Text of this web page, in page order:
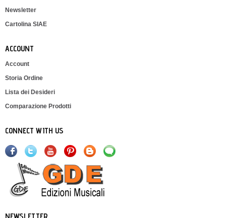
Newsletter
Cartolina SIAE
ACCOUNT
Account
Storia Ordine
Lista dei Desideri
Comparazione Prodotti
CONNECT WITH US